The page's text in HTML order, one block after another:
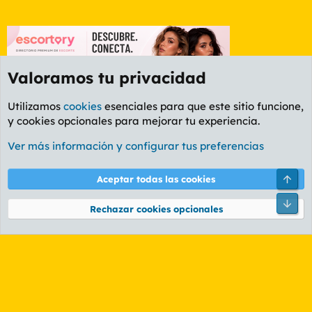
Foro General
Cookies
PL OLDSTYLE AMARILLO
Términos y reglas Política de privacidad Ayuda
Community platform by XenForo® © 2010-2026 XenForo Ltd.
Valoramos tu privacidad
Utilizamos cookies esenciales para que este sitio funcione,
y cookies opcionales para mejorar tu experiencia.
Ver más información y configurar tus preferencias
Aceptar todas las cookies
Rechazar cookies opcionales
Pie